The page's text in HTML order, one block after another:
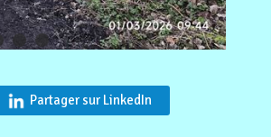
Partager sur LinkedIn